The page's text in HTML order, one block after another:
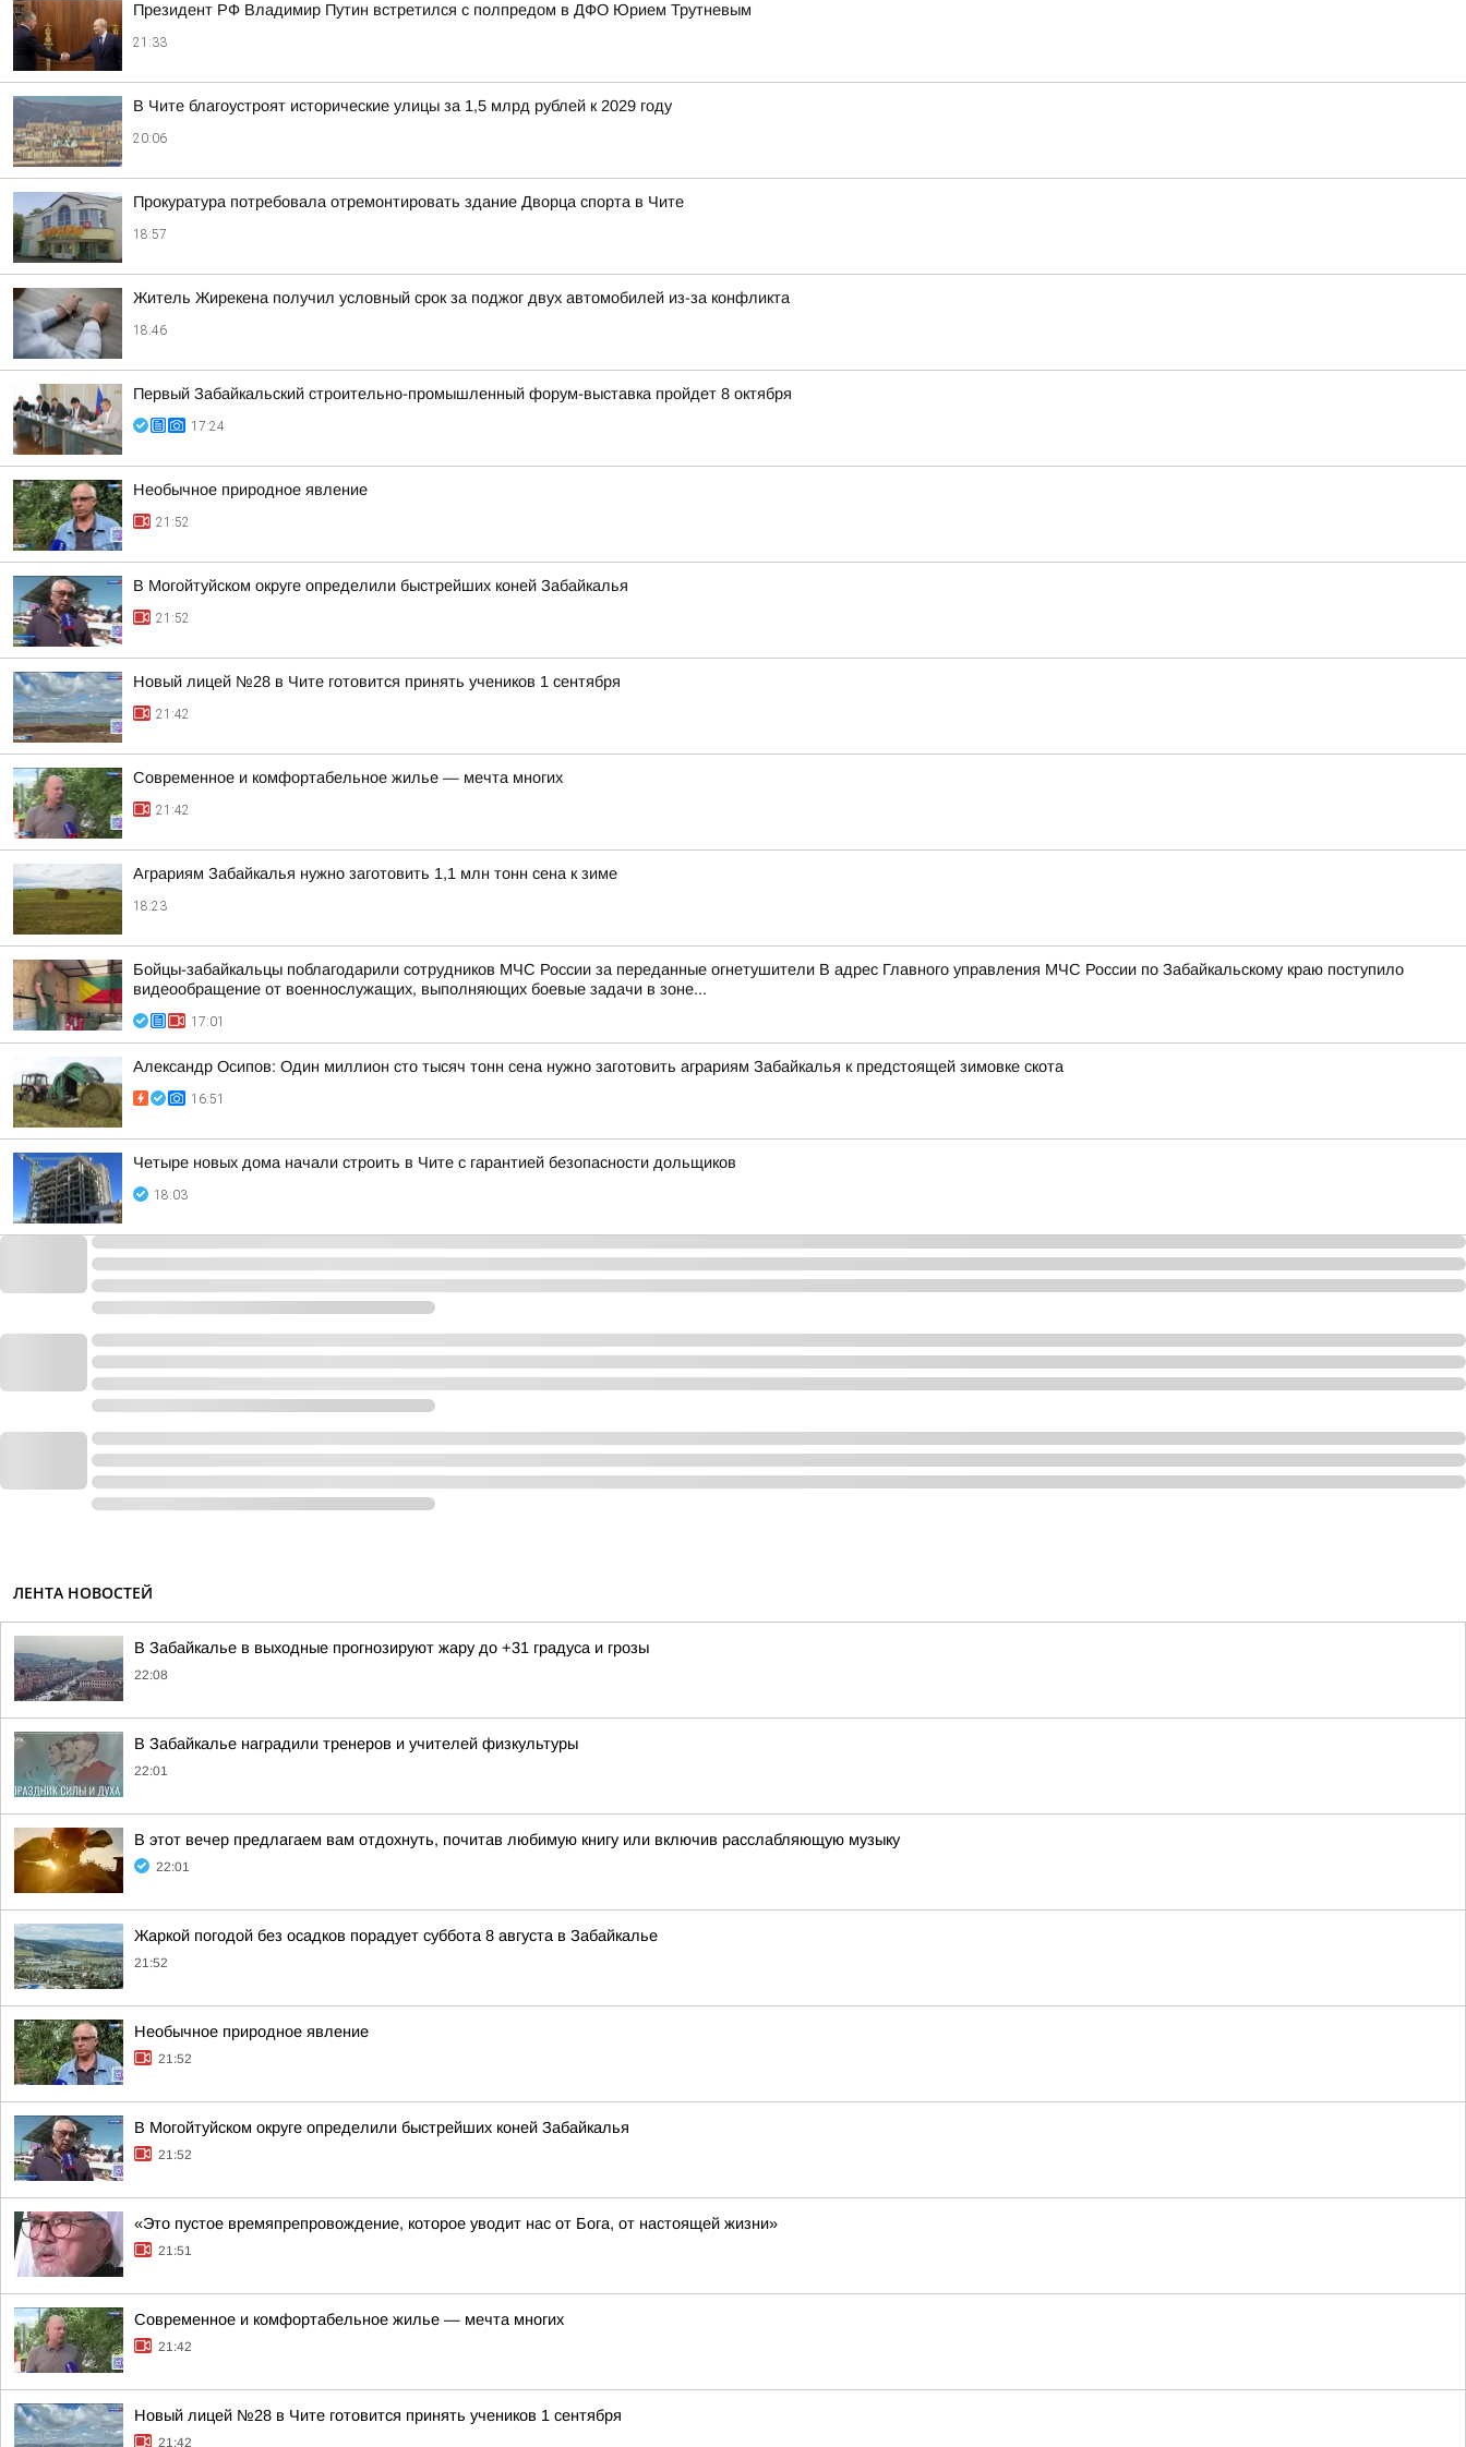
Президент РФ Владимир Путин встретился с полпредом в ДФО Юрием Трутневым
21:33
В Чите благоустроят исторические улицы за 1,5 млрд рублей к 2029 году
20:06
Прокуратура потребовала отремонтировать здание Дворца спорта в Чите
18:57
Житель Жирекена получил условный срок за поджог двух автомобилей из-за конфликта
18:46
Первый Забайкальский строительно-промышленный форум-выставка пройдет 8 октября
17:24
Необычное природное явление
21:52
В Могойтуйском округе определили быстрейших коней Забайкалья
21:52
Новый лицей №28 в Чите готовится принять учеников 1 сентября
21:42
Современное и комфортабельное жилье — мечта многих
21:42
Аграриям Забайкалья нужно заготовить 1,1 млн тонн сена к зиме
18:23
Бойцы-забайкальцы поблагодарили сотрудников МЧС России за переданные огнетушители В адрес Главного управления МЧС России по Забайкальскому краю поступило
видеообращение от военнослужащих, выполняющих боевые задачи в зоне...
17:01
Александр Осипов: Один миллион сто тысяч тонн сена нужно заготовить аграриям Забайкалья к предстоящей зимовке скота
16:51
Четыре новых дома начали строить в Чите с гарантией безопасности дольщиков
18:03
ЛЕНТА НОВОСТЕЙ
В Забайкалье в выходные прогнозируют жару до +31 градуса и грозы
22:08
В Забайкалье наградили тренеров и учителей физкультуры
22:01
В этот вечер предлагаем вам отдохнуть, почитав любимую книгу или включив расслабляющую музыку
22:01
Жаркой погодой без осадков порадует суббота 8 августа в Забайкалье
21:52
Необычное природное явление
21:52
В Могойтуйском округе определили быстрейших коней Забайкалья
21:52
«Это пустое времяпрепровождение, которое уводит нас от Бога, от настоящей жизни»
21:51
Современное и комфортабельное жилье — мечта многих
21:42
Новый лицей №28 в Чите готовится принять учеников 1 сентября
21:42